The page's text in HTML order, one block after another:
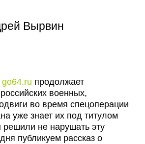
Вырвин
go64.ru продолжает
военных,
во время спецоперации
уже знает их под титулом
не нарушать эту
публикуем рассказ о